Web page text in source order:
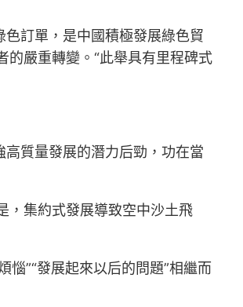
訂單，是中國積極發展綠色貿
的嚴重轉變。“此舉具有里程碑式
質量發展的潛力后勁，功在當
，集約式發展導致空中沙土飛
”“發展起來以后的問題”相繼而